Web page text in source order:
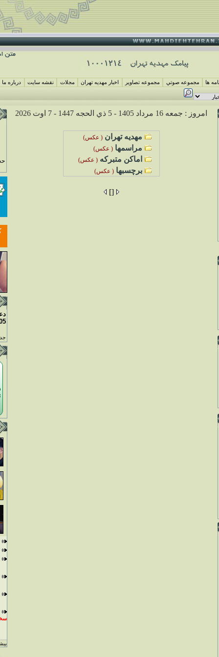
درباره ما نقشه سايت مجلات اخبار مهديه تهران مجموعه تصاوير مجموعه صوتي ها
امروز : جمعه 16 مرداد 1405 - 7 اوت 2026
مهديه تهران ( عکس)
مراسمها ( عکس)
اماکن متبرکه ( عکس)
برچسبها ( عکس)
[]